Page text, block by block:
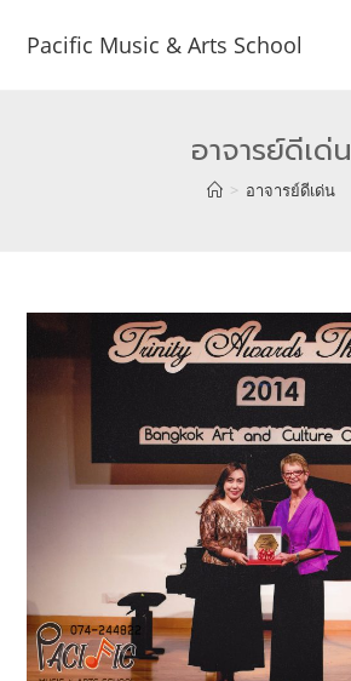
Pacific Music & Arts School
อาจารย์ดีเด่น
> อาจารย์ดีเด่น